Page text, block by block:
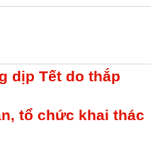
dịp Tết do thắp
tổ chức khai thác